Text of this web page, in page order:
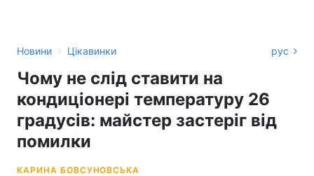
Новини › Цікавинки рус
Чому не слід ставити на
кондиціонері температуру 26
градусів: майстер застеріг від
помилки
КАРИНА БОВСУНОВСЬКА